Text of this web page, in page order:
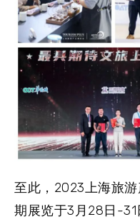
至此，2023上海旅
期展览于3月28日-